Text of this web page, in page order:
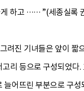
하고 …… ”(세종실록
진 기녀들은 앞이 짧
리 등으로 구성되었다
어뜨린 부분으로 구성